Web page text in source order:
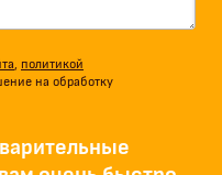
политикой
на обработку